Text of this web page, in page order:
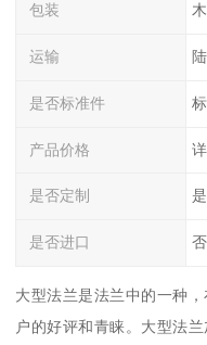
包装
运输
是否标准件
产品价格
是否定制 是
是否进口 否
大型法兰是法兰中的一种
户的好评和青睐。大型法